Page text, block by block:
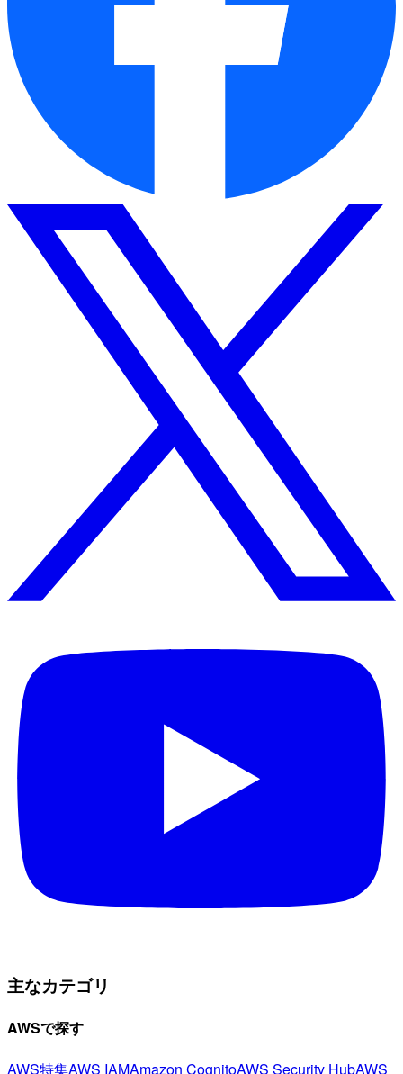
主なカテゴリ
AWSで探す
AWS特集AWS IAMAmazon CognitoAWS Security HubAWS